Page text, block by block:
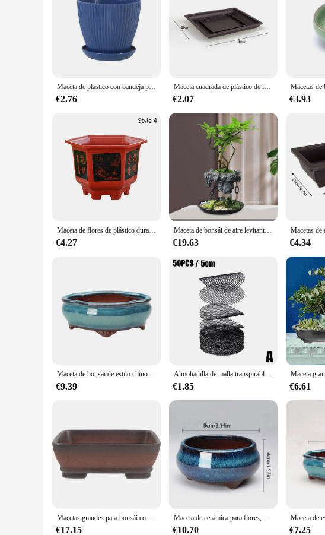
Maceta de plástico con bandeja para plantas suculentas, maceta redonda, decoración de escritorio para el hogar y la Oficina, bonsái de jardín, macetero para plantar vivero
€2.76
Maceta cuadrada de plástico de imitación para balcón, cuenco de bonsái para vivero, maceta rectangular para flores, 1 unidad
€2.07 €3.93
Maceta de flores de plástico duradero, maceta de resina de gran diámetro, bonsái, suministros de jardín, maceta hidropónica engrosada
€4.27
Maceta de bonsái de aire levitante, maceta de escritorio para flores, macetero de jardín, planta interior, flor de oficina, maceta suculenta, adorno para decoraciones del hogar
€19.63 €4.34
Maceta de bonsái de estilo chino creativo, maceta con ventilación de arena morada, maceta artesanal de cerámica para el hogar y la Oficina
€9.39
Almohadilla de malla transpirable para maceta de flores, pantallas de drenaje para bonsái, alfombrilla de rejilla inferior para maceta, 50 piezas
€1.85 €6.61
Macetas grandes para bonsái con bandeja de drenaje, macetero para pequeñas suculentas, plantas de arena moradas, orquídeas, terracota
€17.15
Maceta de cerámica para flores, cuenco esmaltado, maceta suculenta de cerámica con orificio, adorno artístico poligonal para el hogar y el jardín al aire libre
€10.70 €7.25